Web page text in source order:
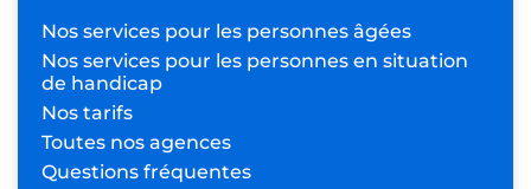
Nos services pour les personnes âgées
Nos services pour les personnes en situation
de handicap
Nos tarifs
Toutes nos agences
Questions fréquentes